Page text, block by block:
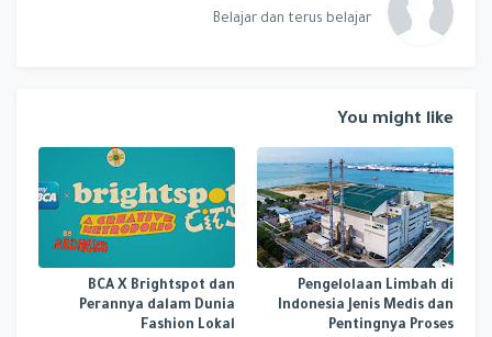
Belajar dan terus belajar
You might like
Pengelolaan Limbah di
Indonesia Jenis Medis dan
Pentingnya Proses
BCA X Brightspot dan
Perannya dalam Dunia
Fashion Lokal